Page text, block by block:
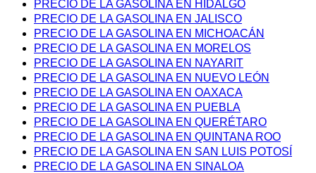
PRECIO DE LA GASOLINA EN HIDALGO
PRECIO DE LA GASOLINA EN JALISCO
PRECIO DE LA GASOLINA EN MICHOACÁN
PRECIO DE LA GASOLINA EN MORELOS
PRECIO DE LA GASOLINA EN NAYARIT
PRECIO DE LA GASOLINA EN NUEVO LEÓN
PRECIO DE LA GASOLINA EN OAXACA
PRECIO DE LA GASOLINA EN PUEBLA
PRECIO DE LA GASOLINA EN QUERÉTARO
PRECIO DE LA GASOLINA EN QUINTANA ROO
PRECIO DE LA GASOLINA EN SAN LUIS POTOSÍ
PRECIO DE LA GASOLINA EN SINALOA